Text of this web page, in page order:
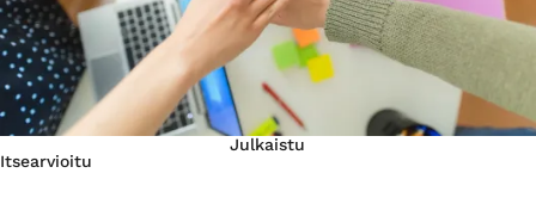
Julkaistu
Itsearvioitu